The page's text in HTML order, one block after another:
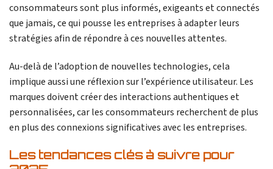
consommateurs sont plus informés, exigeants et connectés
que jamais, ce qui pousse les entreprises à adapter leurs
stratégies afin de répondre à ces nouvelles attentes.
Au-delà de l’adoption de nouvelles technologies, cela
implique aussi une réflexion sur l’expérience utilisateur. Les
marques doivent créer des interactions authentiques et
personnalisées, car les consommateurs recherchent de plus
en plus des connexions significatives avec les entreprises.
Les tendances clés à suivre pour